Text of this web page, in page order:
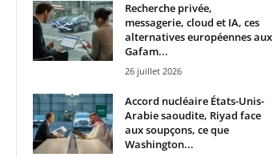
Recherche privée,
messagerie, cloud et IA, ces
alternatives européennes aux
Gafam...
26 juillet 2026
Accord nucléaire États-Unis-
Arabie saoudite, Riyad face
aux soupçons, ce que
Washington...